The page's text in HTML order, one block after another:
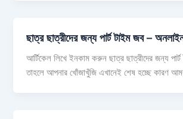
ছাত্র ছাত্রীদের জন্য পার্ট টাইম জব –
আর্টিকেল লিখে ইনকাম করুন ছাত্র ছাত্রীদের জন্য
তাহলে আপনার খোঁজাখুঁজি এখানেই শেষ হচ্ছে কারণ